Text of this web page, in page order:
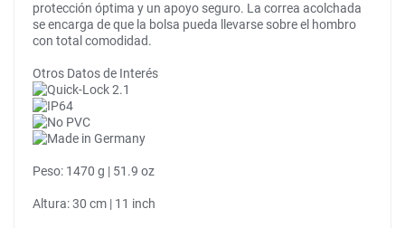
protección óptima y un apoyo seguro. La correa acolchada
se encarga de que la bolsa pueda llevarse sobre el hombro
con total comodidad.
Otros Datos de Interés
Peso: 1470 g | 51.9 oz
Altura: 30 cm | 11 inch